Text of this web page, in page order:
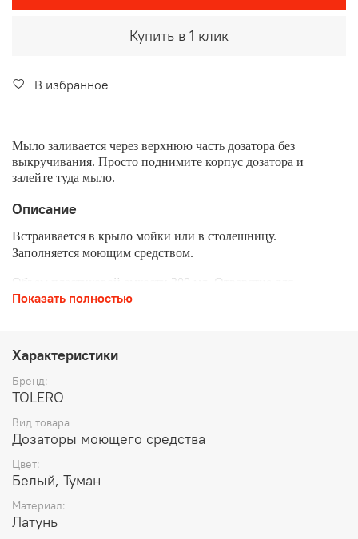
Купить в 1 клик
В избранное
Мыло заливается через верхнюю часть дозатора без
выкручивания. Просто поднимите корпус дозатора и
залейте туда мыло.
Описание
Встраивается в крыло мойки или в столешницу.
Заполняется моющим средством.
Объем пластиковой емкости 300 мл. Отверстие для
монтажа-35 мм. Угол поворота 360. Диаметр: 36 мм. Длина
выкручивания.
Показать полностью
Характеристики
Бренд:
TOLERO
Вид товара
Дозаторы моющего средства
Цвет:
Белый, Туман
Материал:
Латунь